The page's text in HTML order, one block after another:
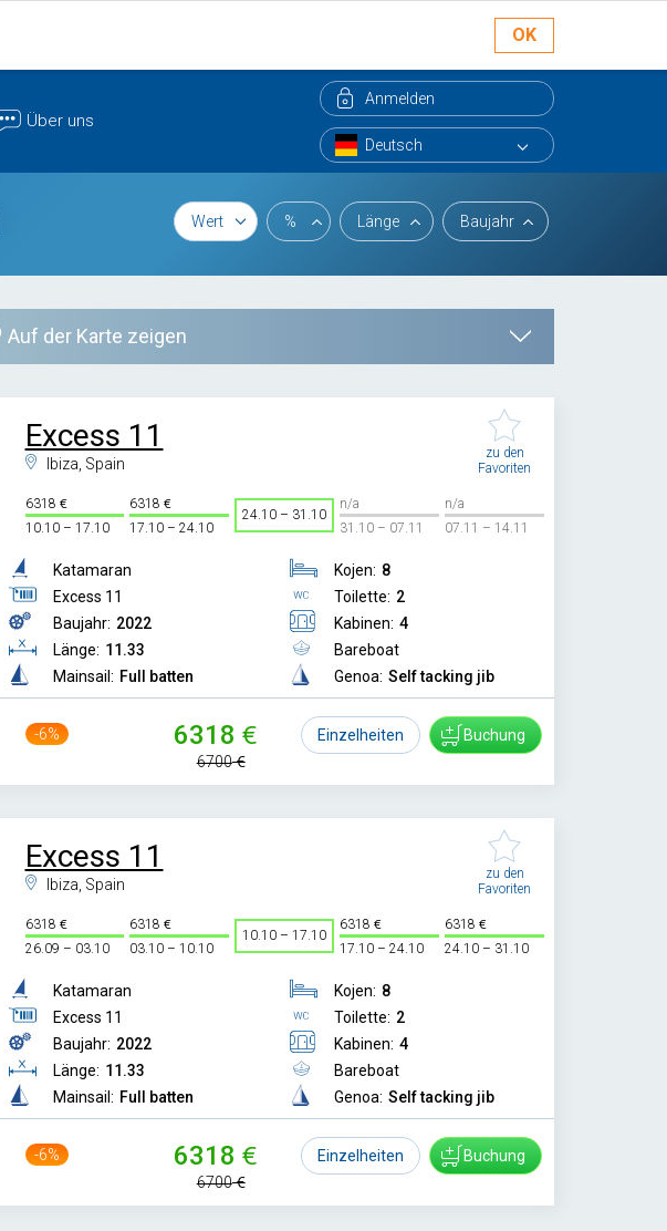
OK
Über uns
Anmelden
Wert % Länge Baujahr
Auf der Karte zeigen
Excess 11
Ibiza, Spain
zu den
Favoriten
6318
10.10 – 17.10
6318
17.10 – 24.10
24.10 – 31.10
n/a
31.10 – 07.11
n/a
07.11 – 14.11
Katamaran
Excess 11
Baujahr: 2022
Länge: 11.33
Mainsail: Full batten
Kojen: 8
Toilette: 2
Kabinen: 4
Bareboat
Genoa: Self tacking jib
-6% 6318
6700
Einzelheiten Buchung
Excess 11
Ibiza, Spain
zu den
Favoriten
6318
26.09 – 03.10
6318
03.10 – 10.10
10.10 – 17.10
6318
17.10 – 24.10
6318
24.10 – 31.10
Katamaran
Excess 11
Baujahr: 2022
Länge: 11.33
Mainsail: Full batten
Kojen: 8
Toilette: 2
Kabinen: 4
Bareboat
Genoa: Self tacking jib
-6% 6318
6700
Einzelheiten Buchung